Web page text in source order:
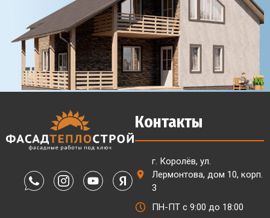
Контакты
г. Королёв, ул.
Лермонтова, дом 10, корп.
3
ПН-ПТ с 9:00 до 18:00